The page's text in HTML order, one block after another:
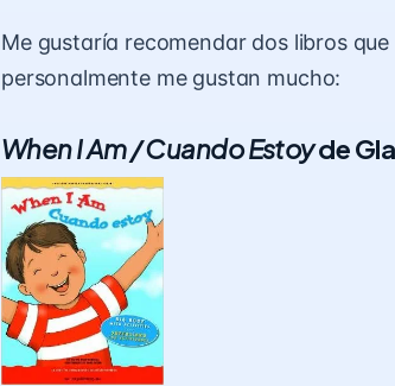
Me gustaría recomendar dos libros
personalmente me gustan mucho:
When I Am / Cuando Estoyde